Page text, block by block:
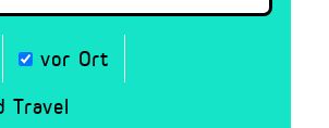
vor Ort
Travel